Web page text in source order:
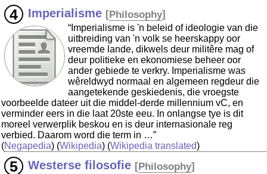
Imperialisme [Philosophy]
“Imperialisme is 'n beleid of ideologie van die
uitbreiding van 'n volk se heerskappy oor
vreemde lande, dikwels deur militêre mag of
deur politieke en ekonomiese beheer oor
ander gebiede te verkry. Imperialisme was
wêreldwyd normaal en algemeen regdeur die
aangetekende geskiedenis, die vroegste
voorbeelde dateer uit die middel-derde millennium vC, en
verminder eers in die laat 20ste eeu. In onlangse tye is dit
moreel verwerplik beskou en is deur internasionale reg
verbied. Daarom word die term in …”
(Negapedia) (Wikipedia) (Wikipedia translated)
Westerse filosofie [Philosophy]